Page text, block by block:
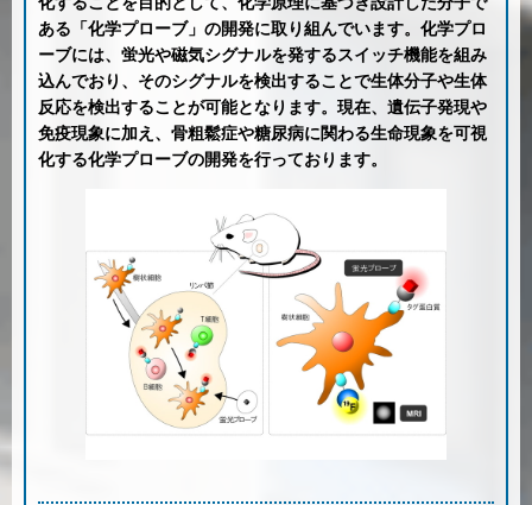
ある「化学プローブ」の開発に取り組んでいます。化学プロ
ーブには、蛍光や磁気シグナルを発するスイッチ機能を組み
込んでおり、そのシグナルを検出することで生体分子や生体
反応を検出することが可能となります。現在、遺伝子発現や
免疫現象に加え、骨粗鬆症や糖尿病に関わる生命現象を可視
化する化学プローブの開発を行っております。